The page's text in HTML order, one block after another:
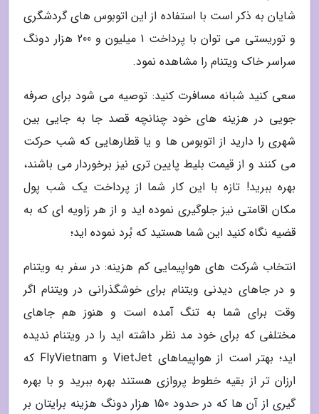
شایان به ذکر است با استفاده از این اتوبوس های گردشگری
و توریستی می توان با پرداخت 1 میلیون و 200 هزار دونگ
سراسر خاک ویتنام را مشاهده نمود.
سعی کنید شبانه مسافرت کنید: توصیه می شود برای صرفه
جویی در هزینه های خود چنانچه قصد جا به جایی بین
شهری را دارید از اتوبوس ها و یا قطارهایی که شب حرکت
می کنند و از قیمت بلیط پایین تری نیز برخوردار می باشند،
بهره ببرید! تازه با این کار شما از پرداخت یک شب پول
مکان اقامتی نیز جلوگیری نموده اید و از هر زاویه ای که به
قضیه نگاه کنید این شما هستید که بُرد نموده اید؛
انتخاب شرکت های هواپیمایی کم هزینه: در سفر به ویتنام
و در جاهای دیدنی ویتنام برای خوشگذرانی در ویتنام اگر
وقت برای شما به تنگ آمده است و هنوز هم جاهای
مختلفی که برای خود مد نظر داشته اید را در ویتنام ندیده
اید؛ بهتر است از هواپیماهای VietJet و FlyVietnam که
ارزان تر از بقیه خطوط پروازی هستند بهره ببرید و با بهره
گیری از آن ها که در حدود 150 هزار دونگ هزینه برایتان بر